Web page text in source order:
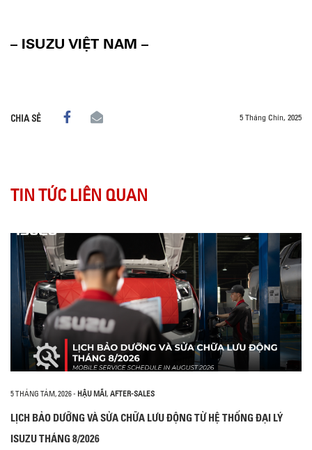
– ISUZU VIỆT NAM –
CHIA SẺ 5 Tháng Chín, 2025
TIN TỨC LIÊN QUAN
5 THÁNG TÁM, 2026- HẬU MÃI, AFTER-SALES
LỊCH BẢO DƯỠNG VÀ SỬA CHỮA LƯU ĐỘNG TỪ HỆ THỐNG ĐẠI LÝ
ISUZU THÁNG 8/2026